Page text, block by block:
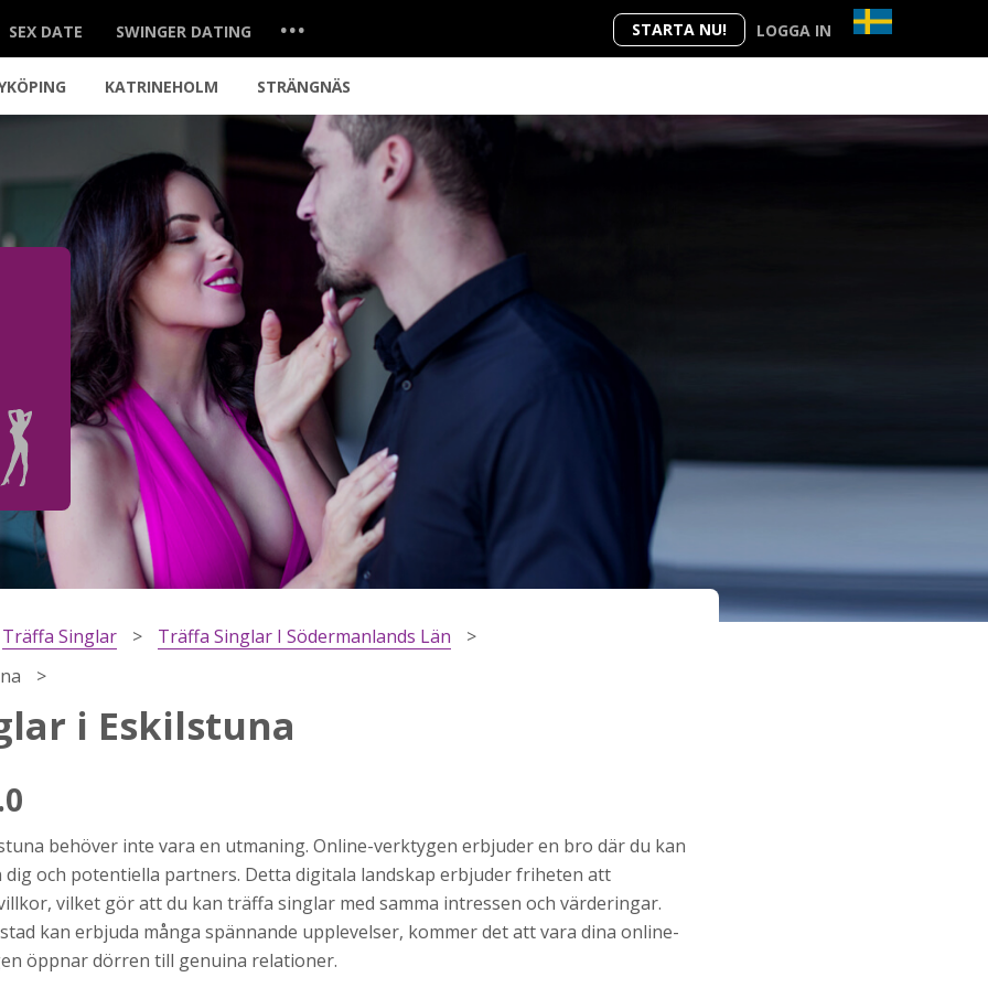
STARTA NU! LOGGA IN
SEX DATE SWINGER DATING ...
KATRINEHOLM STRÄNGNÄS
Träffa Singlar
Träffa Singlar I Södermanlands Län
i Eskilstuna
behöver inte vara en utmaning. Online-verktygen erbjuder en bro där du kan
dig och potentiella partners. Detta digitala landskap erbjuder friheten att
vilket gör att du kan träffa singlar med samma intressen och värderingar.
kan erbjuda många spännande upplevelser, kommer det att vara dina online-
öppnar dörren till genuina relationer.